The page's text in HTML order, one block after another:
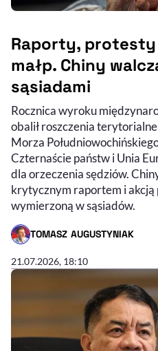
Raporty,
małp. Chiny
sąsiadami
Rocznica wyroku
obalił roszczenia
Morza
Czternaście państw i Unia
dla orzeczenia sędziów.
krytycznym raportem i akcją
wymierzoną w sąsiadów.
TOMASZ AUGUSTYNIAK
- AUTOR ARTYKUŁU - PROFIL
21.07.2026, 18:10